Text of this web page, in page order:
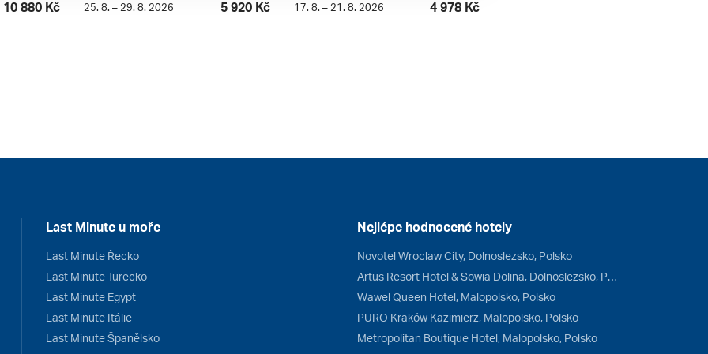
10 880 Kč 25. 8. – 29. 8. 2026 5 920 Kč 17. 8. – 21. 8. 2026 4 978 Kč
Last Minute u moře
Last Minute Řecko
Last Minute Turecko
Last Minute Egypt
Last Minute Itálie
Last Minute Španělsko
Nejlépe hodnocené hotely
Novotel Wroclaw City, Dolnoslezsko, Polsko
Artus Resort Hotel & Sowia Dolina, Dolnoslezsko, Polsko
Wawel Queen Hotel, Malopolsko, Polsko
PURO Kraków Kazimierz, Malopolsko, Polsko
Metropolitan Boutique Hotel, Malopolsko, Polsko